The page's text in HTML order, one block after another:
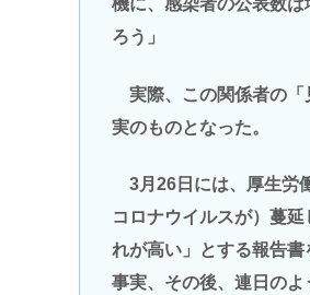
機に、感染者の公表数は
ろう」
実際、この関係者の「
実のものとなった。
3月26日には、厚生労
コロナウイルスが）蔓
れが高い」とする報告書
事実、その後、連日のよ